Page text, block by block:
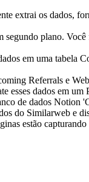
extrai os dados,
plano.
Referrals e
esses dados em
de dados Notion
do Similarweb e
estão